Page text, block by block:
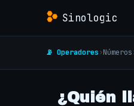
Sinologic
📡 Operadores›Números
¿Quién